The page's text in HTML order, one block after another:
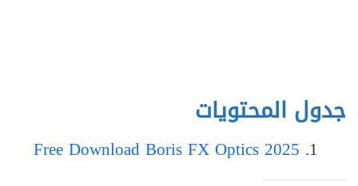
جدول المحتويات
Free Download Boris FX Optics 2025